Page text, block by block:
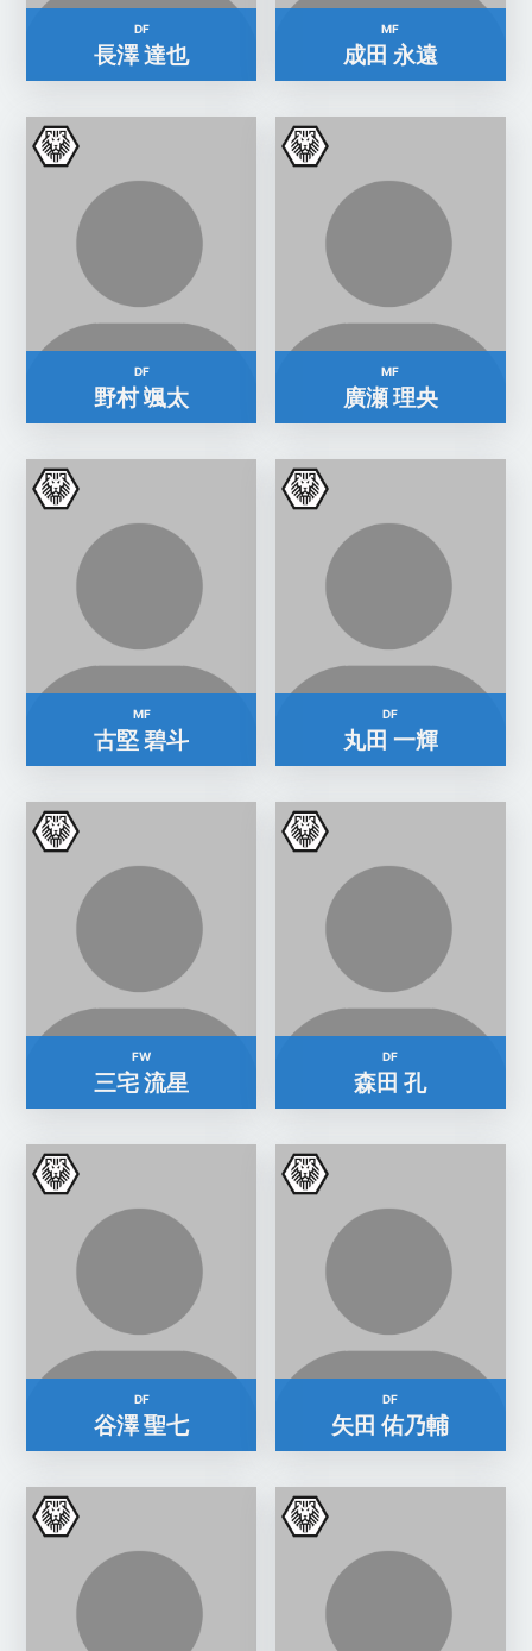
DF
長澤 達也
MF
成田 永遠
DF
野村 颯太
MF
廣瀬 理央
MF
古堅 碧斗
DF
丸田 一輝
FW
三宅 流星
DF
森田 孔
DF
谷澤 聖七
DF
矢田 佑乃輔